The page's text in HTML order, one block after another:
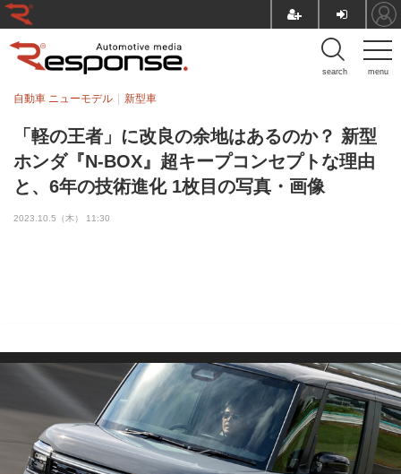
menu
search
「軽の王者」に改良の余地はあるのか？ 新型
ホンダ『N-BOX』超キープコンセプトな理由
と、6年の技術進化 1枚目の写真・画像
自動車 ニューモデル 新型車
2023.10.5（木） 11:30